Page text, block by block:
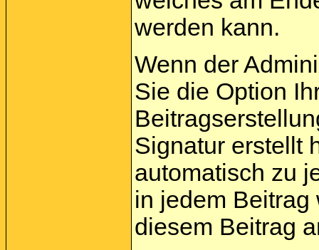
werden kann.
Wenn der
Sie die Option
Signatur erstellt
automatisch zu
in jedem
diesem Beitrag